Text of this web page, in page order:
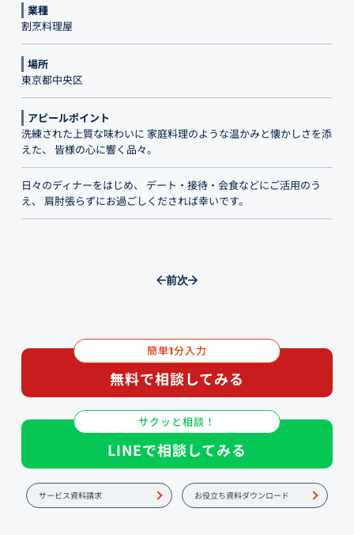
業種
割烹料理屋
場所
東京都中央区
アピールポイント
洗練された上質な味わいに 家庭料理のような温かみと懐かしさを添
えた、 皆様の心に響く品々。
日々のディナーをはじめ、 デート・接待・会食などにご活用のう
え、 肩肘張らずにお過ごしくだされば幸いです。
前次
簡単1分入力
無料で相談してみる
サクッと相談！
LINEで相談してみる
サービス資料請求 お役立ち資料ダウンロード